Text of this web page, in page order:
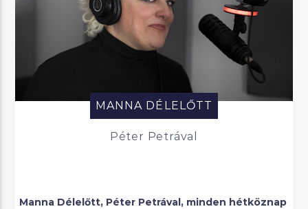
MANNA DÉLELŐTT
Péter Petrával
Manna Délelőtt, Péter Petrával, minden hétköznap